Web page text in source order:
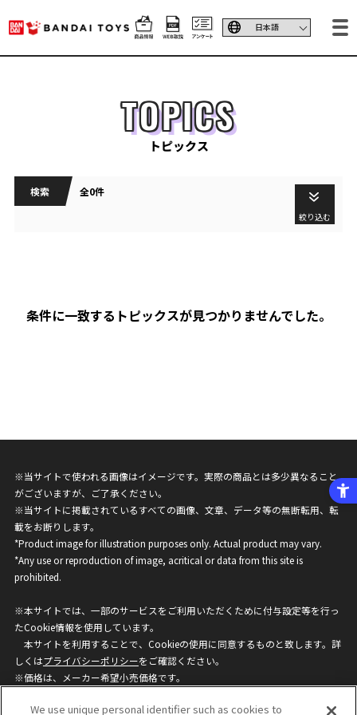
TOPICS
トピックス
検索 全0件
絞り込む
条件に一致するトピックスが見つかりませんでした。
※当サイトで使われる画像はイメージです。実際の商品とは多少異なること
がございますが、ご了承ください。
※当サイトに掲載されているすべての画像、文章、データ等の無断転用、転
載をお断りします。
*Product image for illustration purposes only. Actual product may vary.
*Any use or reproduction of image, acritical or data from this site is
prohibited.
※本サイトでは、一部のサービスをご利用いただくために付与設定等を行っ
たCookie情報を使用しています。
本サイトを利用することで、Cookieの使用に同意するものと致します。詳
しくはプライバシーポリシーをご確認ください。
※価格は、メーカー希望小売価格です。
ざいますのでご了承ください。
We use unique personal identifier such as cookies to